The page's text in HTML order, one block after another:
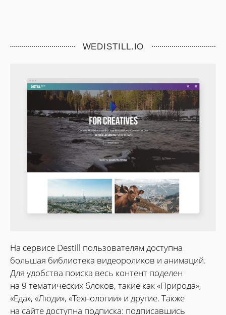
WEDISTILL.IO
На сервисе Destill пользователям доступна
большая библиотека видеороликов и анимаций.
Для удобства поиска весь контент поделен
на 9 тематических блоков, такие как «Природа»,
«Еда», «Люди», «Технологии» и другие. Также
на сайте доступна подписка: подписавшись